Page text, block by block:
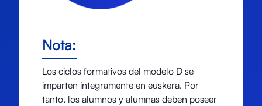
Nota:
Los ciclos formativos del modelo D se
imparten íntegramente en euskera. Por
tanto, los alumnos y alumnas deben poseer